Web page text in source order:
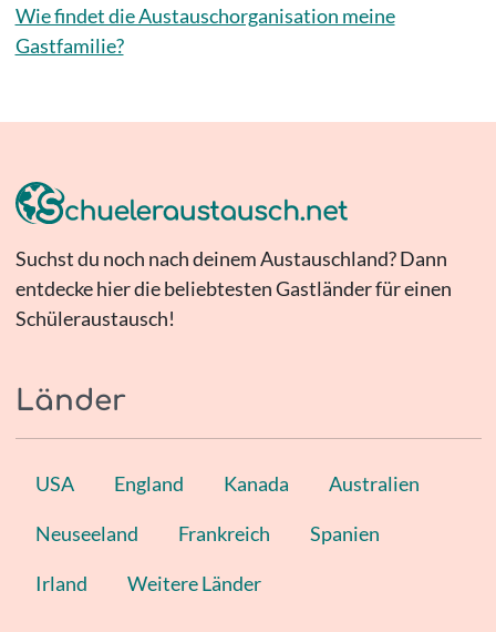
Wie findet die Austauschorganisation meine
Gastfamilie?
Suchst du noch nach deinem Austauschland? Dann
entdecke hier die beliebtesten Gastländer für einen
Schüleraustausch!
Länder
USA England Kanada Australien
Neuseeland Frankreich Spanien
Irland Weitere Länder